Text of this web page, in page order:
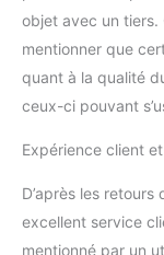
objet avec un
mentionner que
quant à la qualité
ceux-ci pouvant
Expérience client
D’après les retours
excellent service
mentionné par un